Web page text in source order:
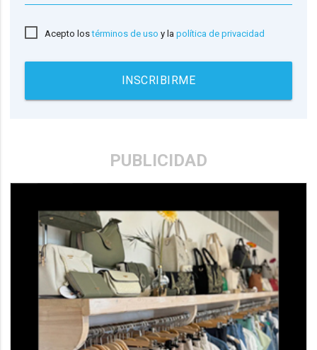
Acepto lostérminos de uso y lapolítica de privacidad
INSCRIBIRME
PUBLICIDAD